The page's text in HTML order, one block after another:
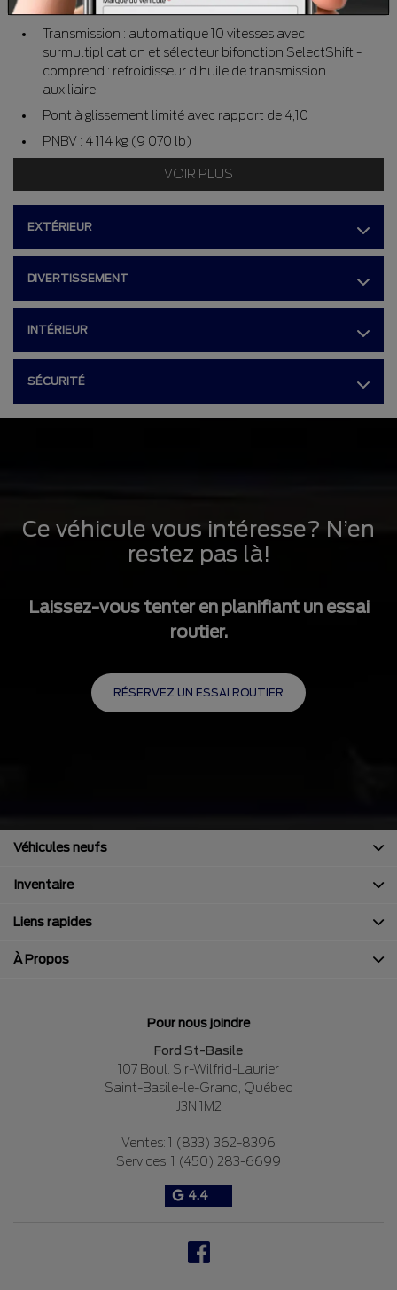
polycarburant E85
Transmission : automatique 10 vitesses avec
surmultiplication et sélecteur bifonction SelectShift -
comprend : refroidisseur d'huile de transmission
auxiliaire
Pont à glissement limité avec rapport de 4,10
PNBV : 4 114 kg (9 070 lb)
Transmission avec refroidisseur d'huile
Propulsion arrière
Chauffe-moteur
Amortisseurs avant à gaz sous pression et amortisseurs
arrière à gaz sous pression service dur
Barre antiroulis avant
Suspension arrière à essieu solide avec ressorts à lames
Freins à disque aux 4 roues, à disques ventilés avant
électrique
VOIR PLUS
EXTÉRIEUR
DIVERTISSEMENT
INTÉRIEUR
SÉCURITÉ
Ce véhicule vous intéresse? N’en
restez pas là!
Laissez-vous tenter en planifiant un essai
routier.
RÉSERVEZ UN ESSAI ROUTIER
Pour nous joindre
Ford St-Basile
107 Boul. Sir-Wilfrid-Laurier
Saint-Basile-le-Grand, Québec
J3N 1M2
Ventes: 1 (833) 362-8396
Services: 1 (450) 283-6699
4.4
Véhicules neufs
Inventaire
Liens rapides
À Propos